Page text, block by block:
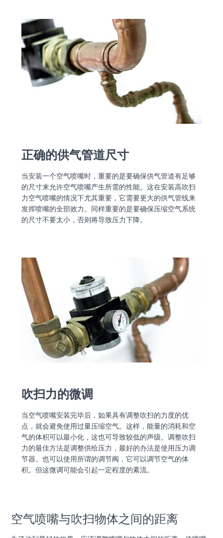
正确的供气管道尺寸
当安装一个空气喷嘴时，重要的是要确保供气管道有足够
的尺寸来允许空气喷嘴产生所需的性能。这在安装高吹扫
力空气喷嘴的情况下尤其重要，它需要更大的供气管线来
发挥喷嘴的全部效力。同样重要的是要确保压缩空气系统
的尺寸不要太小，否则将导致压力下降。
吹扫力的微调
当空气喷嘴安装完毕后，如果具有调整吹扫的力度的优
点，就会避免使用过量压缩空气。这样，能量的消耗和空
气的体积可以最小化，这也可导致较低的声级。调整吹扫
力的最佳方法是调整供给压力，最好的办法是使用压力调
节器。也可以使用所谓的调节阀，它可以调节空气的体
积。但这微调可能会引起一定程度的紊流。
空气喷嘴与吹扫物体之间的距离